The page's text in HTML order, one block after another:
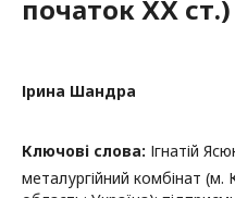
початок ХХ ст.)
Ірина Шандра
Ключові слова: Ігнатій
металургійний комбінат (м.